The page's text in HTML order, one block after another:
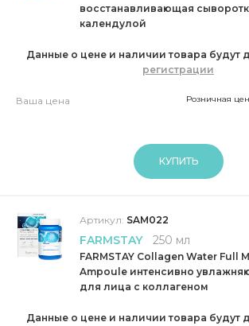
восстанавливающая
календулой
Данные о цене и наличии товара будут
регистрации
Ваша цена Розничная
КУПИТЬ
Артикул: SAM022
FARMSTAY 250 мл
FARMSTAY Collagen Water Full
Ampoule интенсивно
для лица с коллагеном
Данные о цене и наличии товара будут